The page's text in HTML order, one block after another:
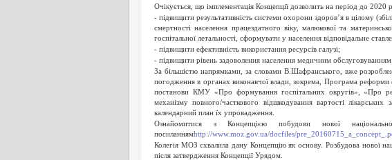
Очікується, що імплементація Концепції дозволить на період до 2020
- підвищити результативність системи охорони здоров’я в цілому
смертності населення працездатного віку, малюкової та
госпітальної летальності, cформувати у населення відповідальне
- підвищити ефективність використання ресурсів галузі;
- підвищити рівень задоволення населення медичним обслуговуванням.
За більшістю напрямками, за словами В.Шафранського, вже
погодження в органах виконавчої влади, зокрема, Програма
постанови КМУ «Про формування госпітальних округів», «Про
механізму повного/часткового відшкодування вартості
календарний план їх упровадження.
Ознайомитися з Концепцією побудови нової
посиланнямhttp://www.moz.gov.ua/docfiles/
Колегія МОЗ схвалила дану Концепцію як основу. Розбудова нової
після затвердження Концепції Урядом.